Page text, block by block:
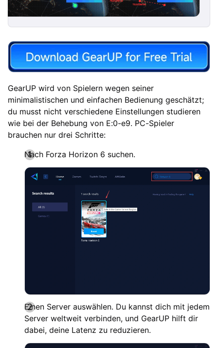
GearUP wird von Spielern wegen seiner
minimalistischen und einfachen Bedienung geschätzt;
du musst nicht verschiedene Einstellungen studieren
wie bei der Behebung von E:0-e9. PC-Spieler
brauchen nur drei Schritte:
Nach Forza Horizon 6 suchen.
Einen Server auswählen. Du kannst dich mit jedem
Server weltweit verbinden, und GearUP hilft dir
dabei, deine Latenz zu reduzieren.